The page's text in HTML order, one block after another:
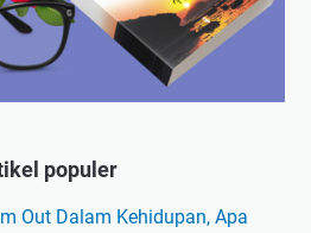
populer
Out Dalam Kehidupan, Apa